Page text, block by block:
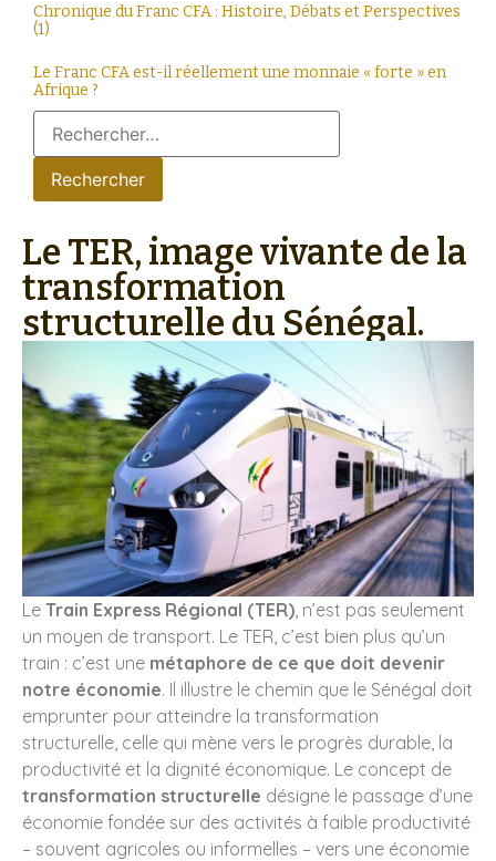
Chronique du Franc CFA : Histoire, Débats et Perspectives
(1)
Le Franc CFA est-il réellement une monnaie « forte » en
Afrique ?
Le TER, image vivante de la
transformation
structurelle du Sénégal.
Le Train Express Régional (TER) , n’est pas seulement
un moyen de transport. Le TER, c’est bien plus qu’un
train : c’est une métaphore de ce que doit devenir
notre économie. Il illustre le chemin que le Sénégal doit
emprunter pour atteindre la transformation
structurelle, celle qui mène vers le progrès durable, la
productivité et la dignité économique. Le concept de
transformation structurelle désigne le passage d’une
économie fondée sur des activités à faible productivité
– souvent agricoles ou informelles – vers une économie